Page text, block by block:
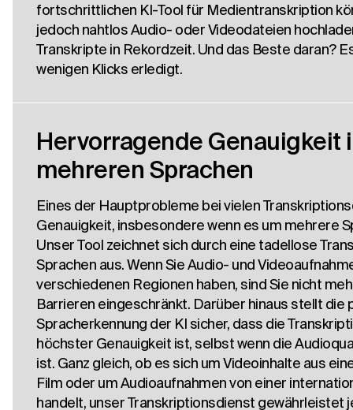
fortschrittlichen KI-Tool für Medientranskription
jedoch nahtlos Audio- oder Videodateien
Transkripte in Rekordzeit. Und das Beste daran?
wenigen Klicks erledigt.
Hervorragende Genauigkeit
mehreren Sprachen
Eines der Hauptprobleme bei vielen
Genauigkeit, insbesondere wenn es um mehrere
Unser Tool zeichnet sich durch eine tadellose
Sprachen aus. Wenn Sie Audio- und
verschiedenen Regionen haben, sind Sie nicht
Barrieren eingeschränkt. Darüber hinaus stellt die
Spracherkennung der KI sicher, dass die
höchster Genauigkeit ist, selbst wenn die
ist. Ganz gleich, ob es sich um Videoinhalte aus
Film oder um Audioaufnahmen von einer
handelt, unser Transkriptionsdienst gewährleistet